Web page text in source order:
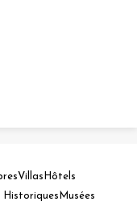
Villas Hôtels
Historiques Musées